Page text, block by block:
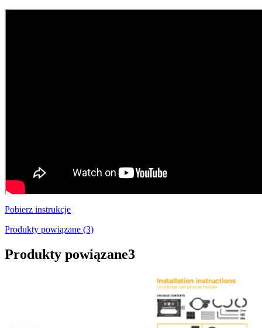
Pobierz instrukcje
Produkty powiązane (3)
Produkty powiązane3